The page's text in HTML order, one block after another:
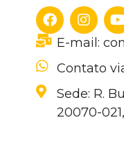
E-mail:
Contato
Sede: R.
20070-